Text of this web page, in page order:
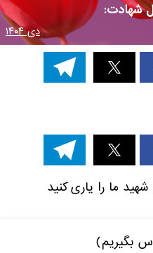
شهادت:
دی ۱۴۰۴
ما را یاری کنید
بگیریم)